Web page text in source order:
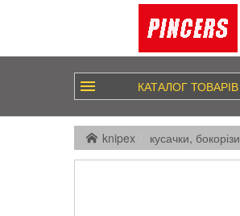
КАТАЛОГ ТОВАРІВ
knipex кусачки, бокорізи